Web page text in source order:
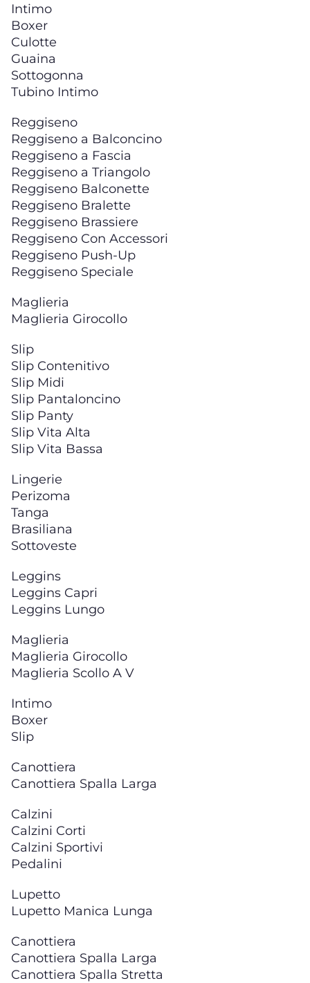
Intimo
Boxer
Culotte
Guaina
Sottogonna
Tubino Intimo
Reggiseno
Reggiseno a Balconcino
Reggiseno a Fascia
Reggiseno a Triangolo
Reggiseno Balconette
Reggiseno Bralette
Reggiseno Brassiere
Reggiseno Con Accessori
Reggiseno Push-Up
Reggiseno Speciale
Maglieria
Maglieria Girocollo
Slip
Slip Contenitivo
Slip Midi
Slip Pantaloncino
Slip Panty
Slip Vita Alta
Slip Vita Bassa
Lingerie
Perizoma
Tanga
Brasiliana
Sottoveste
Leggins
Leggins Capri
Leggins Lungo
Maglieria
Maglieria Girocollo
Maglieria Scollo A V
Intimo
Boxer
Slip
Canottiera
Canottiera Spalla Larga
Calzini
Calzini Corti
Calzini Sportivi
Pedalini
Lupetto
Lupetto Manica Lunga
Canottiera
Canottiera Spalla Larga
Canottiera Spalla Stretta